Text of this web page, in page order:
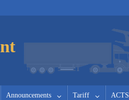
Announcements Tariff ACTS